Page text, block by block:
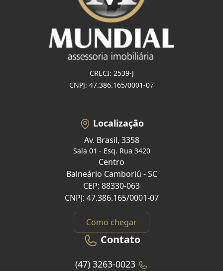
CRECI: 2539-J
CNPJ: 47.386.165/0001-07
Localização
Av. Brasil, 3358
Sala 01 - Esq. Rua 3420
Centro
Balneário Camboriú - SC
CEP: 88330-063
CNPJ: 47.386.165/0001-07
Como chegar
Contato
(47) 3263-0023